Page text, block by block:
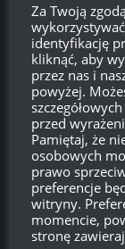
Dwa dni.. ehh..
będzie
0
Musisz wykupić
gwarancje mieć
0
Za Twoją
identyfikację
kliknąć, aby
przez nas i
powyżej.
przed
Pamiętaj, że
osobowych
prawo
preferencje
witryny.
momencie,
stronę